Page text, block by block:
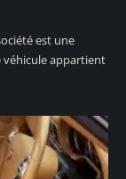
est une
véhicule appartient